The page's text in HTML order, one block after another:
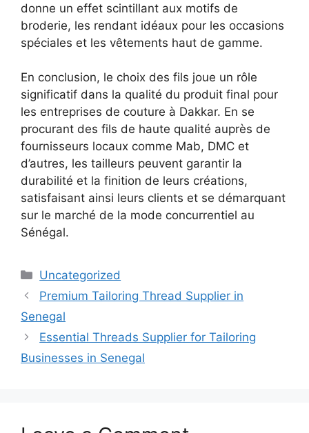
donne un effet scintillant aux motifs de
broderie, les rendant idéaux pour les occasions
spéciales et les vêtements haut de gamme.
En conclusion, le choix des fils joue un rôle
significatif dans la qualité du produit final pour
les entreprises de couture à Dakkar. En se
procurant des fils de haute qualité auprès de
fournisseurs locaux comme Mab, DMC et
d’autres, les tailleurs peuvent garantir la
durabilité et la finition de leurs créations,
satisfaisant ainsi leurs clients et se démarquant
sur le marché de la mode concurrentiel au
Sénégal.
Categories
Uncategorized
Premium Tailoring Thread Supplier in
Senegal
Essential Threads Supplier for Tailoring
Businesses in Senegal